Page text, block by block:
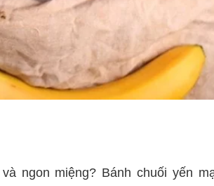
ngon miệng? Bánh chuối yến